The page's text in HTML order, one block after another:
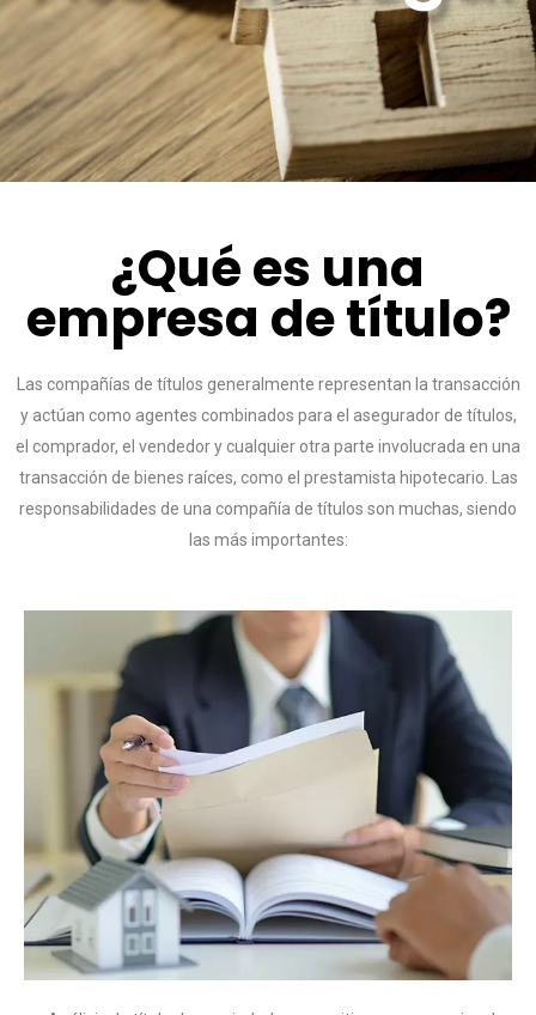
¿Qué es una
empresa de título?
Las compañías de títulos generalmente representan la transacción
y actúan como agentes combinados para el asegurador de títulos,
el comprador, el vendedor y cualquier otra parte involucrada en una
transacción de bienes raíces, como el prestamista hipotecario. Las
responsabilidades de una compañía de títulos son muchas, siendo
las más importantes: